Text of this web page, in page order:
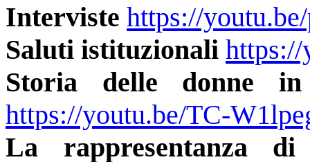
Interviste https://
Saluti istituzionali
Storia delle donne
https://youtu.be/TC-
La rappresentanza